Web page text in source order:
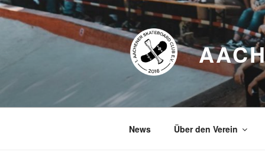
Zum
Inhalt
News Über den Verein